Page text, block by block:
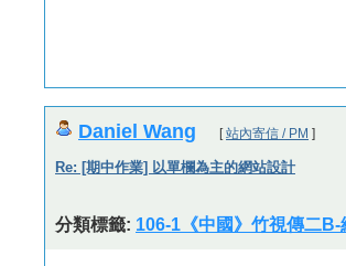
Daniel Wang [站內寄信 / PM ]
Re: [期中作業] 以單欄為主的網站設計
分類標籤: 106-1《中國》竹視傳二B-